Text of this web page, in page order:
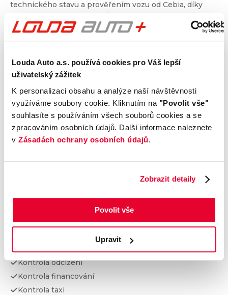
Louda Auto a.s. používá cookies pro Váš lepší
uživatelský zážitek
K personalizaci obsahu a analýze naší návštěvnosti
využíváme soubory cookie. Kliknutím na "Povolit vše"
souhlasíte s používáním všech souborů cookies a se
zpracováním osobních údajů. Další informace naleznete
v Zásadách ochrany osobních údajů.
Zobrazit detaily
Povolit vše
Upravit
technického stavu a prověřením vozu od Cebia, díky
kterému získáte garanci původu, historie, ověříte si
nájezd kilometrů a získáte i další informace. Dvojité
Kontrola technického stavu
Motor
Převodovka a spojka
Nápravy a podvozek
Výfuková soustava
Brzdy
Prověření vozu od Cebia
Kontrola odcizení
Kontrola financování
Kontrola taxi